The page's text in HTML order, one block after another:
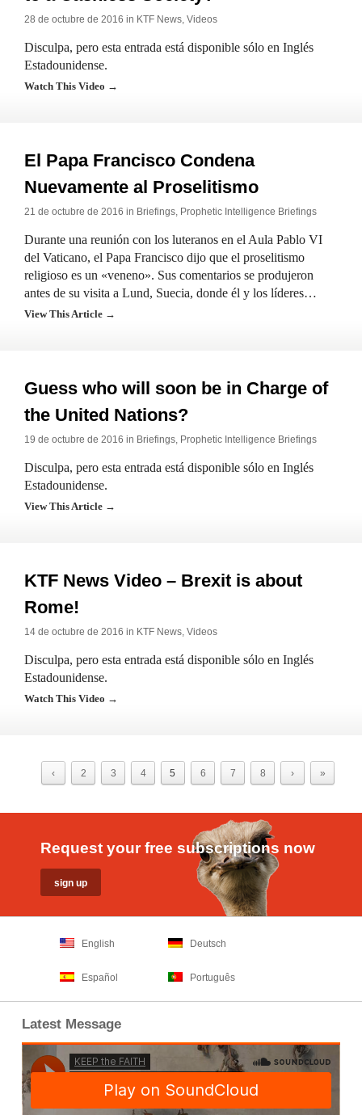
28 de octubre de 2016 in KTF News, Videos
Disculpa, pero esta entrada está disponible sólo en Inglés
Estadounidense.
Watch This Video →
El Papa Francisco Condena
Nuevamente al Proselitismo
21 de octubre de 2016 in Briefings, Prophetic Intelligence Briefings
Durante una reunión con los luteranos en el Aula Pablo VI
del Vaticano, el Papa Francisco dijo que el proselitismo
religioso es un «veneno». Sus comentarios se produjeron
antes de su visita a Lund, Suecia, donde él y los líderes…
View This Article →
Guess who will soon be in Charge of
the United Nations?
19 de octubre de 2016 in Briefings, Prophetic Intelligence Briefings
Disculpa, pero esta entrada está disponible sólo en Inglés
Estadounidense.
View This Article →
KTF News Video – Brexit is about
Rome!
14 de octubre de 2016 in KTF News, Videos
Disculpa, pero esta entrada está disponible sólo en Inglés
Estadounidense.
Watch This Video →
‹ 2 3 4 5 6 7 8 › »
Request your free subscriptions now
English Deutsch
Español Português
Latest Message